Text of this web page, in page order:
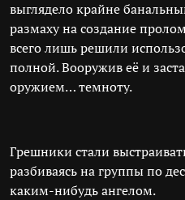
выглядело крайне
размаху на создание
всего лишь решили
полной. Вооружив её и
оружием… темноту.
Грешники стали
разбиваясь на группы по
каким-нибудь ангелом.